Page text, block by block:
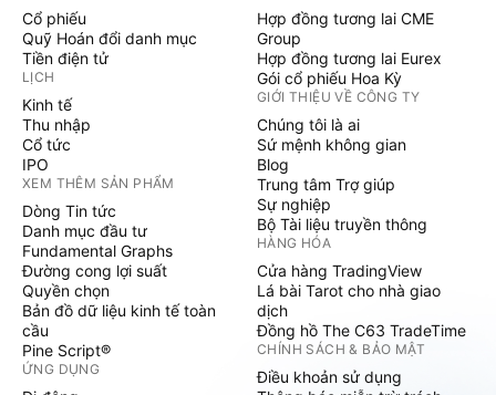
Cổ phiếu
Quỹ Hoán đổi danh mục
Tiền điện tử
LỊCH
Kinh tế
Thu nhập
Cổ tức
IPO
XEM THÊM SẢN PHẨM
Dòng Tin tức
Danh mục đầu tư
Fundamental Graphs
Đường cong lợi suất
Quyền chọn
Bản đồ dữ liệu kinh tế toàn
cầu
Pine Script®
ỨNG DỤNG
Hợp đồng tương lai CME
Group
Hợp đồng tương lai Eurex
Gói cổ phiếu Hoa Kỳ
GIỚI THIỆU VỀ CÔNG TY
Chúng tôi là ai
Sứ mệnh không gian
Blog
Trung tâm Trợ giúp
Sự nghiệp
Bộ Tài liệu truyền thông
HÀNG HÓA
Cửa hàng TradingView
Lá bài Tarot cho nhà giao
dịch
Đồng hồ The C63 TradeTime
CHÍNH SÁCH & BẢO MẬT
Điều khoản sử dụng